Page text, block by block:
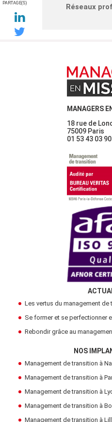
PARTAGE(S)
Réseaux
MANAGERS
18 rue de
75009 Paris
01 53 43 03 90
Les vertus du management
Se former et se perfectionner
Rebondir grâce au
NOS
Management de transition à
Management de transition à
Management de transition à
Management de transition à
Management de transition à